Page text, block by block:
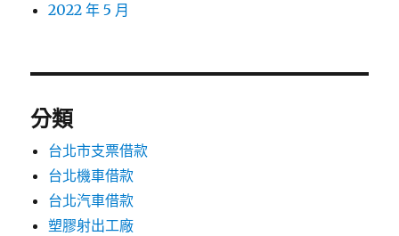
2022 年 5 月
分類
台北市支票借款
台北機車借款
台北汽車借款
塑膠射出工廠